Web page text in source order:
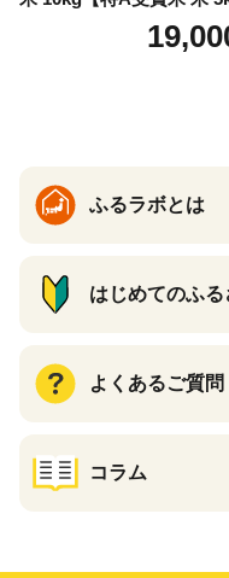
2袋 お米 コメ こめ 国産 美
しい ブランド米 人気 ラ
ふるラボとは
はじめてのふ
よくあるご質問
コラム